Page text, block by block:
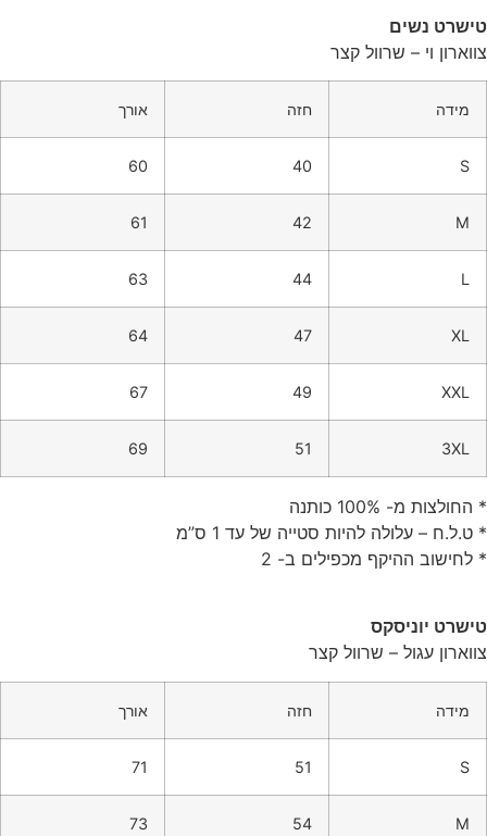
טישרט נשים
צווארון וי – שרוול קצר
מידה חזה אורך
S
40
60
M
42
61
L
44
63
XL
47
64
XXL
49
67
3XL
51
69
* החולצות מ- 100% כותנה
* ט.ל.ח – עלולה להיות סטייה של עד 1 ס”מ
* לחישוב ההיקף מכפילים ב- 2
טישרט יוניסקס
צווארון עגול – שרוול קצר
מידה חזה אורך
S
51
71
M
54
73